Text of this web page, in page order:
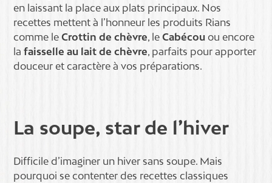
en laissant la place aux plats principaux. Nos
recettes mettent à l’honneur les produits Rians
comme leCrottin de chèvre, leCabécou ou encore
lafaisselle au lait de chèvre, parfaits pour apporter
douceur et caractère à vos préparations.
La soupe, star de l’hiver
Difficile d’imaginer un hiver sans soupe. Mais
pourquoi se contenter des recettes classiques